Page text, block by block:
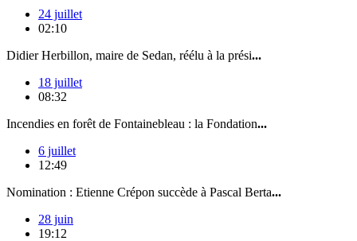
24 juillet
02:10
Didier Herbillon, maire de Sedan, réélu à la prési...
18 juillet
08:32
Incendies en forêt de Fontainebleau : la Fondation...
6 juillet
12:49
Nomination : Etienne Crépon succède à Pascal Berta...
28 juin
19:12